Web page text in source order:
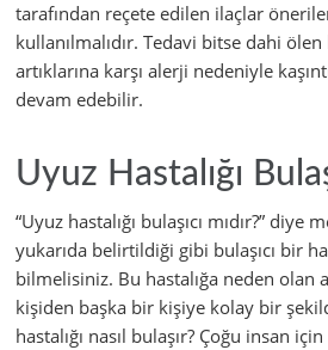
tarafından reçete edilen ilaçlar
kullanılmalıdır. Tedavi bitse dahi
artıklarına karşı alerji nedeniyle
devam edebilir.
Uyuz Hastalığı
“Uyuz hastalığı bulaşıcı mıdır?” diye
yukarıda belirtildiği gibi bulaşıcı bir
bilmelisiniz. Bu hastalığa neden olan
kişiden başka bir kişiye kolay bir
hastalığı nasıl bulaşır? Çoğu insan